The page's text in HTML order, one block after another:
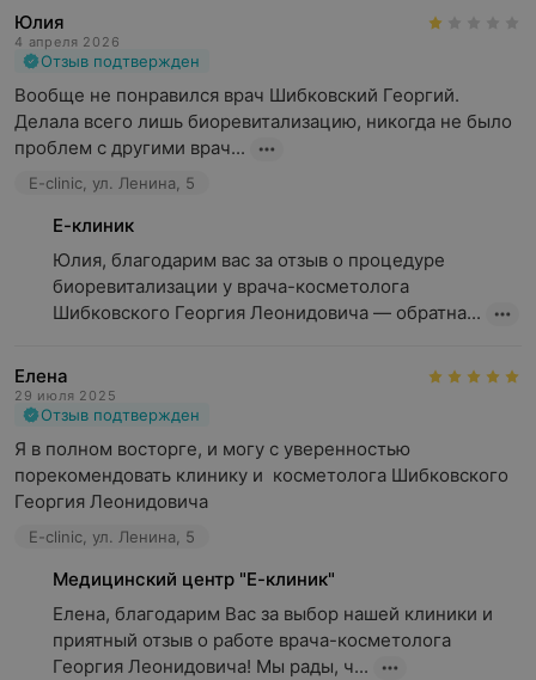
Юлия
4 апреля 2026
Отзыв подтвержден
Вообще не понравился врач Шибковский Георгий.
Делала всего лишь биоревитализацию, никогда не было
проблем с другими врач...
E-clinic, ул. Ленина, 5
Е-клиник
Юлия, благодарим вас за отзыв о процедуре
биоревитализации у врача-косметолога
Шибковского Георгия Леонидовича — обратна...
Елена
29 июля 2025
Отзыв подтвержден
Я в полном восторге, и могу с уверенностью
порекомендовать клинику и  косметолога Шибковского
Георгия Леонидовича
E-clinic, ул. Ленина, 5
Медицинский центр "Е-клиник"
Елена, благодарим Вас за выбор нашей клиники и
приятный отзыв о работе врача-косметолога
Георгия Леонидовича! Мы рады, ч...